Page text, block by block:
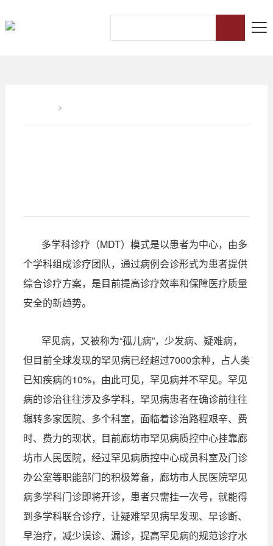
>
多学科诊疗（MDT）模式是以患者为中心，由多
个学科组成诊疗团队，通过病例会诊形式为患者提供
综合诊疗方案，是目前提高诊疗效率和保障医疗质量
安全的新趋势。
罕见病，又被称为“孤儿病”，少发病、疑难病，
但目前全球发现的罕见病已经超过7000余种，占人类
已知疾病的10%，由此可见，罕见病并不罕见。罕见
病的诊治往往涉及多学科，罕见病患者在确诊前往往
辗转多家医院、多个科室，面临着诊治路程艰辛、费
时、费力的现状，目前廊坊市罕见病质控中心挂靠廊
坊市人民医院，经过罕见病质控中心成员科室及门诊
办公室等职能部门的积极筹备，廊坊市人民医院罕见
病多学科门诊即将开诊，患者只需挂一次号，就能得
到多学科联合诊疗，让疑难罕见病早发现、早诊断、
早治疗，减少误诊、漏诊，提高罕见病的规范诊疗水